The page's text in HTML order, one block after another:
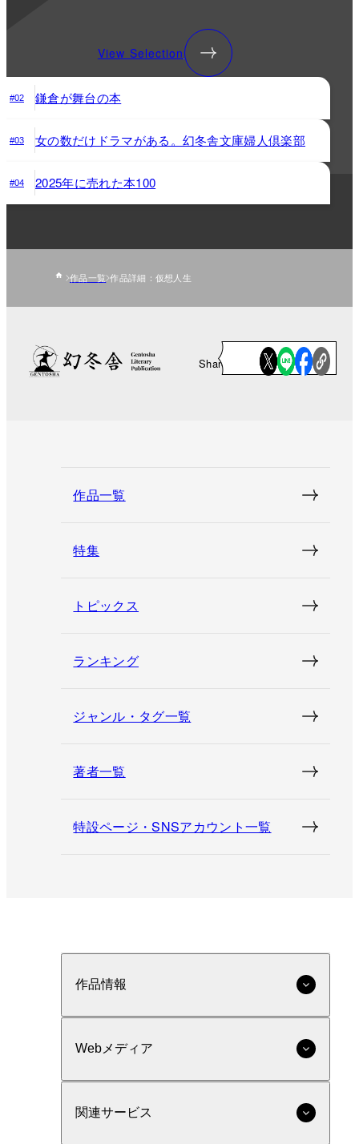
View Selection
#02 鎌倉が舞台の本
#03 女の数だけドラマがある。幻冬舎文庫婦人倶楽部
#04 2025年に売れた本100
作品一覧 作品詳細：仮想人生
Share
作品一覧
特集
トピックス
ランキング
ジャンル・タグ一覧
著者一覧
特設ページ・SNSアカウント一覧
作品情報
Webメディア
関連サービス